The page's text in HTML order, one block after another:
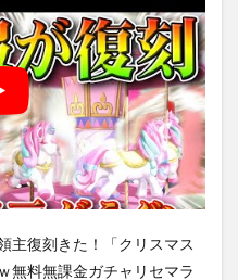
主復刻きた！「クリスマス
無料無課金ガチャリセマラ